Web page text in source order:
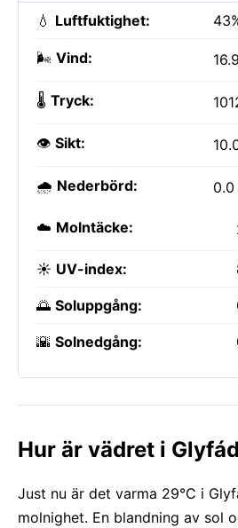
💧 Luftfuktighet:
🌬️ Vind:
🌡️ Tryck:
👁️ Sikt:
🌧️ Nederbörd: 0.0
☁️ Molntäcke:
☀️ UV-index:
🌅 Soluppgång:
🌇 Solnedgång:
Hur är vädret i
Just nu är det varma 29°C i
molnighet. En blandning av sol